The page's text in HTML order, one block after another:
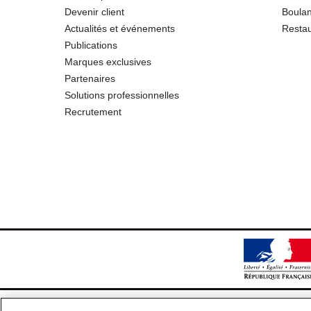
Devenir client
Actualités et événements
Publications
Marques exclusives
Partenaires
Solutions professionnelles
Recrutement